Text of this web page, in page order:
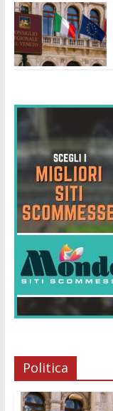
Politica